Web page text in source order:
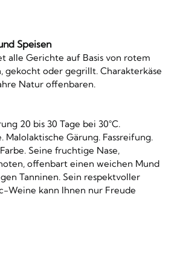
Speisen
alle Gerichte auf Basis von rotem
gekocht oder gegrillt. Charakterkäse
Natur offenbaren.
20 bis 30 Tage bei 30°C.
Gärung. Fassreifung.
Seine fruchtige Nase,
offenbart einen weichen Mund
Tanninen. Sein respektvoller
Weine kann Ihnen nur Freude